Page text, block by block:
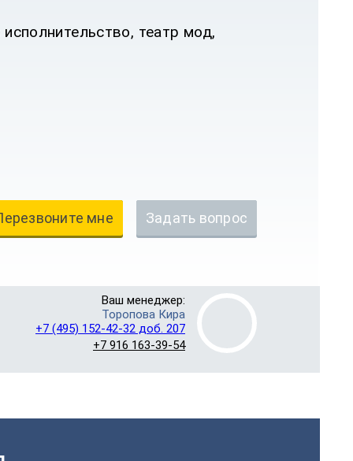
театр мод,
мне Задать вопрос
Ваш менеджер:
Торопова Кира
+7 (495) 152-42-32 доб. 207
+7 916 163-39-54